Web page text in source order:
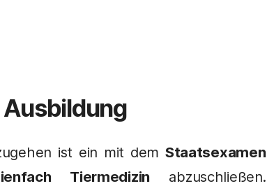
ist ein mit dem Staatsexamen
Tiermedizinabzuschließen.